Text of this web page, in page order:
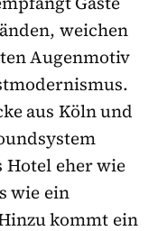
weichen
Augenmotiv
aus Köln und
Hotel eher wie
wie ein
kommt ein